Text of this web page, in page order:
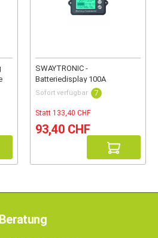
SWAYTRONIC -
Batteriedisplay 100A
Sofort verfügbar 7
Statt 133,40 CHF
93,40 CHF